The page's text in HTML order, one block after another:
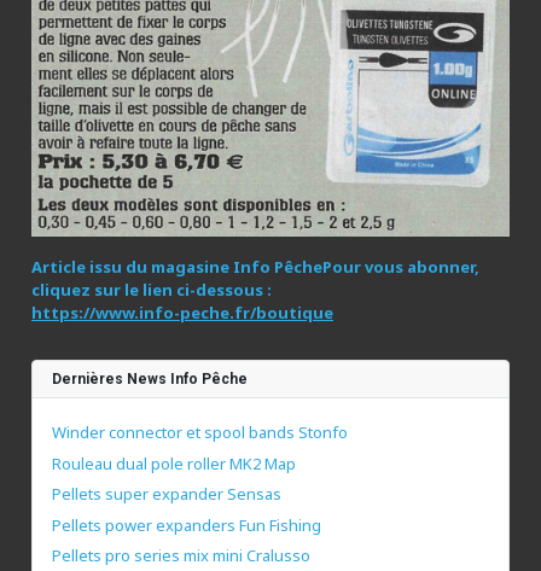
Article issu du magasine Info PêchePour vous abonner,
cliquez sur le lien ci-dessous :
https://www.info-peche.fr/boutique
Dernières News Info Pêche
Winder connector et spool bands Stonfo
Rouleau dual pole roller MK2 Map
Pellets super expander Sensas
Pellets power expanders Fun Fishing
Pellets pro series mix mini Cralusso